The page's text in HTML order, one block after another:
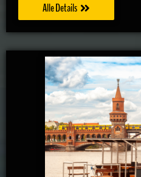
Alle Details